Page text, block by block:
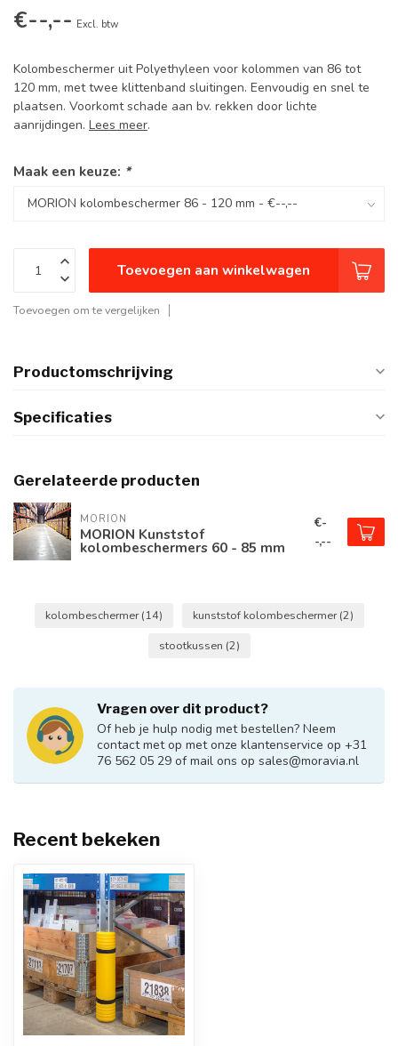
€--,-- Excl. btw
Kolombeschermer uit Polyethyleen voor kolommen van 86 tot
120 mm, met twee klittenband sluitingen. Eenvoudig en snel te
plaatsen. Voorkomt schade aan bv. rekken door lichte
aanrijdingen. Lees meer.
Maak een keuze: *
Toevoegen aan winkelwagen
Toevoegen om te vergelijken
Productomschrijving
Specificaties
Gerelateerde producten
MORION
MORION Kunststof
kolombeschermers 60 - 85 mm
€-
-,--
kolombeschermer(14) kunststof kolombeschermer(2)
stootkussen (2)
Vragen over dit product?
Of heb je hulp nodig met bestellen? Neem
contact met op met onze klantenservice op +31
76 562 05 29 of mail ons op sales@moravia.nl
Recent bekeken